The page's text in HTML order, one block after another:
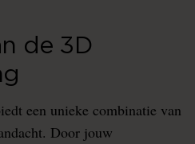
de 3D
een unieke combinatie van
Door jouw